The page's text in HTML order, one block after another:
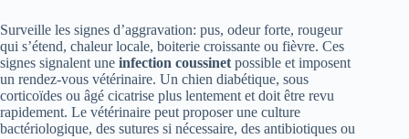
Surveille les signes d’aggravation: pus, odeur forte, rougeur
qui s’étend, chaleur locale, boiterie croissante ou fièvre. Ces
signes signalent une infection coussinet possible et imposent
un rendez-vous vétérinaire. Un chien diabétique, sous
corticoïdes ou âgé cicatrise plus lentement et doit être revu
rapidement. Le vétérinaire peut proposer une culture
bactériologique, des sutures si nécessaire, des antibiotiques ou